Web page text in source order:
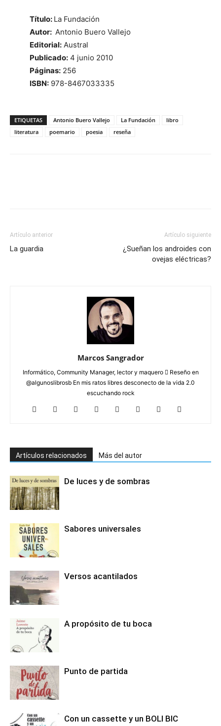
Título: La Fundación
Autor: Antonio Buero Vallejo
Editorial: Austral
Publicado: 4 junio 2010
Páginas: 256
ISBN: 978-8467033335
ETIQUETAS Antonio Buero Vallejo La Fundación
libro
literatura
poemario poesia reseña
Artículo anterior
La guardia
Artículo siguiente
¿Sueñan los androides con
ovejas eléctricas?
Marcos Sangrador
Informático, Community Manager, lector y maquero  Reseño en
@algunoslibrosb En mis ratos libres desconecto de la vida 2.0
escuchando rock
Artículos relacionados Más del autor
De luces y de sombras
Sabores universales
Versos acantilados
A propósito de tu boca
Punto de partida
Con un cassette y un BOLI BIC